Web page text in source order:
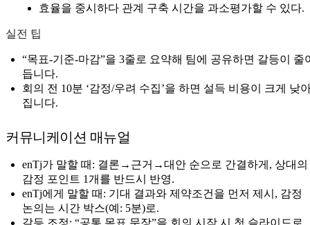
효율을 중시하다 관계 구축 시간을 과소평가할 수 있다.
실전 팁
“목표-기준-마감”을 3줄로 요약해 팀에 공유하면 갈등이 줄
듭니다.
회의 전 10분 ‘감정/우려 수집’을 하면 설득 비용이 크게 낮
집니다.
커뮤니케이션 매뉴얼
enTj가 말할 때: 결론→근거→대안 순으로 간결하게, 상대의
감정 포인트 1개를 반드시 반영.
enTj에게 말할 때: 기대 결과와 제약조건을 먼저 제시, 감정
논의는 시간 박스(예: 5분)로.
갈등 조정: “공통 목표 문장”을 회의 시작 시 첫 슬라이드로